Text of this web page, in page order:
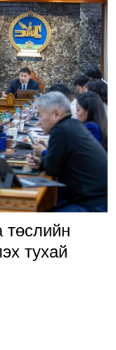
төслийн
тухай